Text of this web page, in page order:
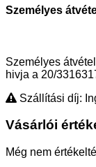
Személyes
Személyes
hivja a 20/
Szállítási díj:
Vásárlói
Még nem